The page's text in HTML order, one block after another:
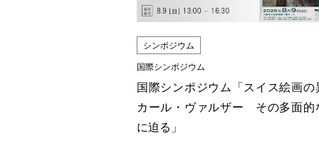
シンポジウム
国際シンポジウム
国際シンポジウム「スイス絵画
カール・ヴァルザー その多面的
に迫る」